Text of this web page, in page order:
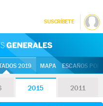
SUSCRÍBETE
2019 MAPA ESCAÑOS
2015 2011